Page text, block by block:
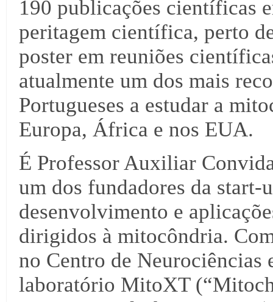
190 publicações científicas
peritagem científica, perto
poster em reuniões
atualmente um dos mais
Portugueses a estudar a
Europa, África e nos EUA.
É Professor Auxiliar
um dos fundadores da
desenvolvimento e
dirigidos à mitocôndria.
no Centro de
laboratório MitoXT